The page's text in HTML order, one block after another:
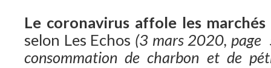
Le coronavirus affole les
selon Les Echos (3 mars 2020, page
consommation de charbon et de